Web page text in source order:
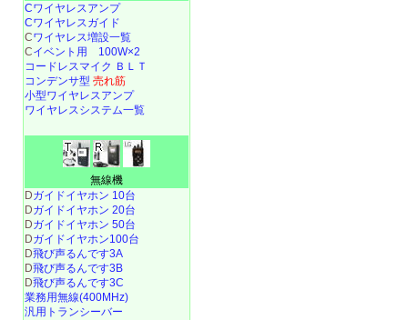
Cワイヤレスアンプ
Cワイヤレスガイド
Cワイヤレス増設一覧
Cイベント用 100W×2
コードレスマイク ＢＬＴ
コンデンサ型 売れ筋
小型ワイヤレスアンプ
ワイヤレスシステム一覧
無線機
Dガイドイヤホン 10台
Dガイドイヤホン 20台
Dガイドイヤホン 50台
Dガイドイヤホン100台
D飛び声るんです3A
D飛び声るんです3B
D飛び声るんです3C
業務用無線(400MHz)
汎用トランシーバー